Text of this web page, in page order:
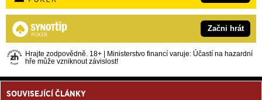
Začni hrát
Hrajte zodpovědně. 18+ | Ministerstvo financí varuje: Účastí na hazardní
hře může vzniknout závislost!
SOUVISEJÍCÍ ČLÁNKY